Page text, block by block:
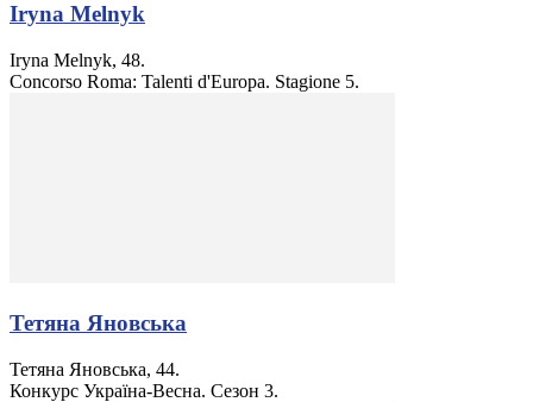
Iryna Melnyk
Iryna Melnyk, 48.
Concorso Roma: Talenti d'Europa. Stagione 5.
Тетяна Яновська
Тетяна Яновська, 44.
Конкурс Україна-Весна. Сезон 3.